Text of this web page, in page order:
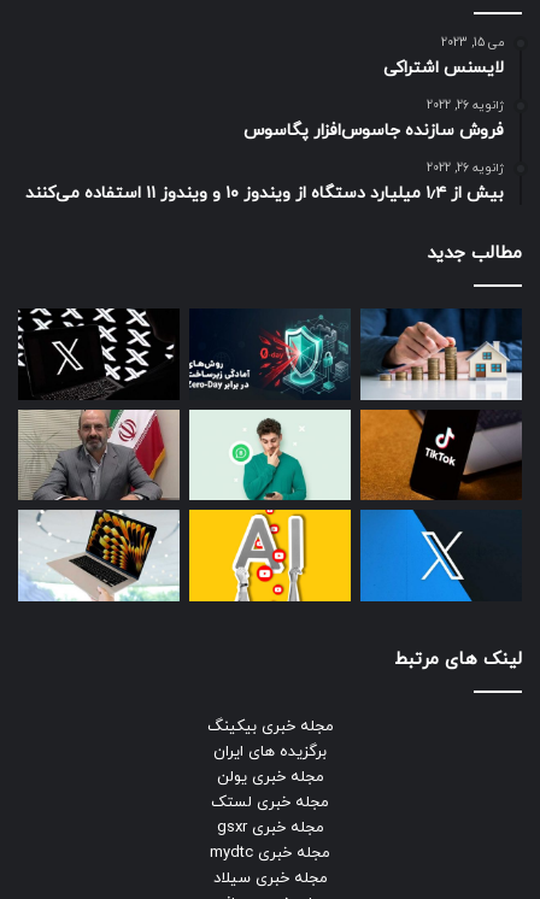
می 15, 2023
لایسنس اشتراکی
ژانویه 26, 2022
فروش سازنده جاسوس‌افزار پگاسوس
ژانویه 26, 2022
بیش از ۱٫۴ میلیارد دستگاه از ویندوز ۱۰ و ویندوز ۱۱ استفاده می‌کنند
مطالب جدید
لینک های مرتبط
مجله خبری بیکینگ
برگزیده های ایران
مجله خبری یولن
مجله خبری لستک
مجله خبری gsxr
مجله خبری mydtc
مجله خبری سیلاد